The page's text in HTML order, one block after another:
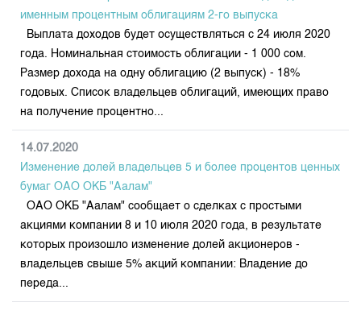
именным процентным облигациям 2-го выпуска
Выплата доходов будет осуществляться с 24 июля 2020
года. Номинальная стоимость облигации - 1 000 сом.
Размер дохода на одну облигацию (2 выпуск) - 18%
годовых. Список владельцев облигаций, имеющих право
на получение процентно...
14.07.2020
Изменение долей владельцев 5 и более процентов ценных
бумаг ОАО ОКБ "Аалам"
ОАО ОКБ "Аалам" сообщает о сделках с простыми
акциями компании 8 и 10 июля 2020 года, в результате
которых произошло изменение долей акционеров -
владельцев свыше 5% акций компании: Владение до
переда...